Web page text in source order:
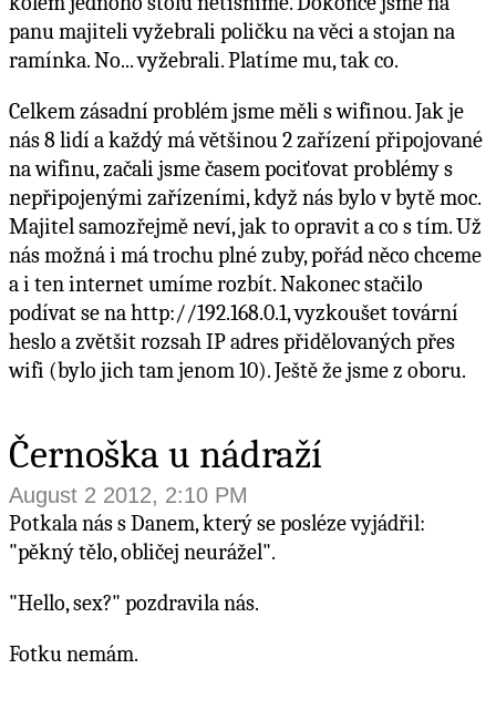
panu majiteli vyžebrali poličku na věci a stojan na
ramínka. No... vyžebrali. Platíme mu, tak co.
Celkem zásadní problém jsme měli s wifinou. Jak je
nás 8 lidí a každý má většinou 2 zařízení připojované
na wifinu, začali jsme časem pociťovat problémy s
nepřipojenými zařízeními, když nás bylo v bytě moc.
Majitel samozřejmě neví, jak to opravit a co s tím. Už
nás možná i má trochu plné zuby, pořád něco chceme
a i ten internet umíme rozbít. Nakonec stačilo
podívat se na http://192.168.0.1, vyzkoušet tovární
heslo a zvětšit rozsah IP adres přidělovaných přes
wifi (bylo jich tam jenom 10). Ještě že jsme z oboru.
Černoška u nádraží
August 2 2012, 2:10 PM
Potkala nás s Danem, který se posléze vyjádřil:
"pěkný tělo, obličej neurážel".
"Hello, sex?" pozdravila nás.
Fotku nemám.